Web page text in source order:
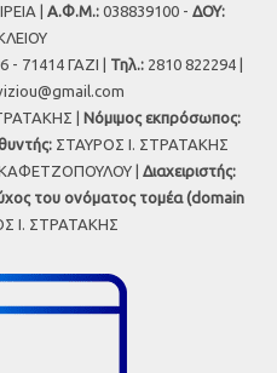
| Α.Φ.Μ.: 038839100 - ΔΟΥ:
- 71414 ΓΑΖΙ | Τηλ.: 2810 822294 |
| Νόμιμος εκπρόσωπος:
ΣΤΑΥΡΟΣ Ι. ΣΤΡΑΤΑΚΗΣ
| Διαχειριστής:
του ονόματος τομέα (domain
Ι. ΣΤΡΑΤΑΚΗΣ